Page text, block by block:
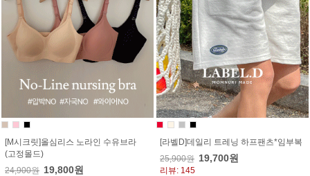
[M시크릿]올심리스 노라인 수유브라
(고정몰드)
24,900원 19,800원
[라벨D]데일리 트레닝 하프팬츠*임부복
25,900원 19,700원
리뷰: 145